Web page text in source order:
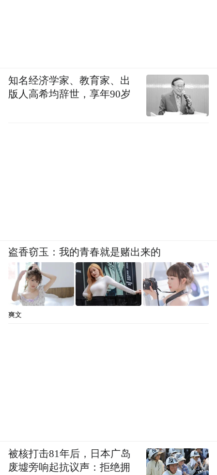
知名经济学家、教育家、出
版人高希均辞世，享年90岁
盗香窃玉：我的青春就是赌出来的
爽文
被核打击81年后，日本广岛
废墟旁响起抗议声：拒绝拥